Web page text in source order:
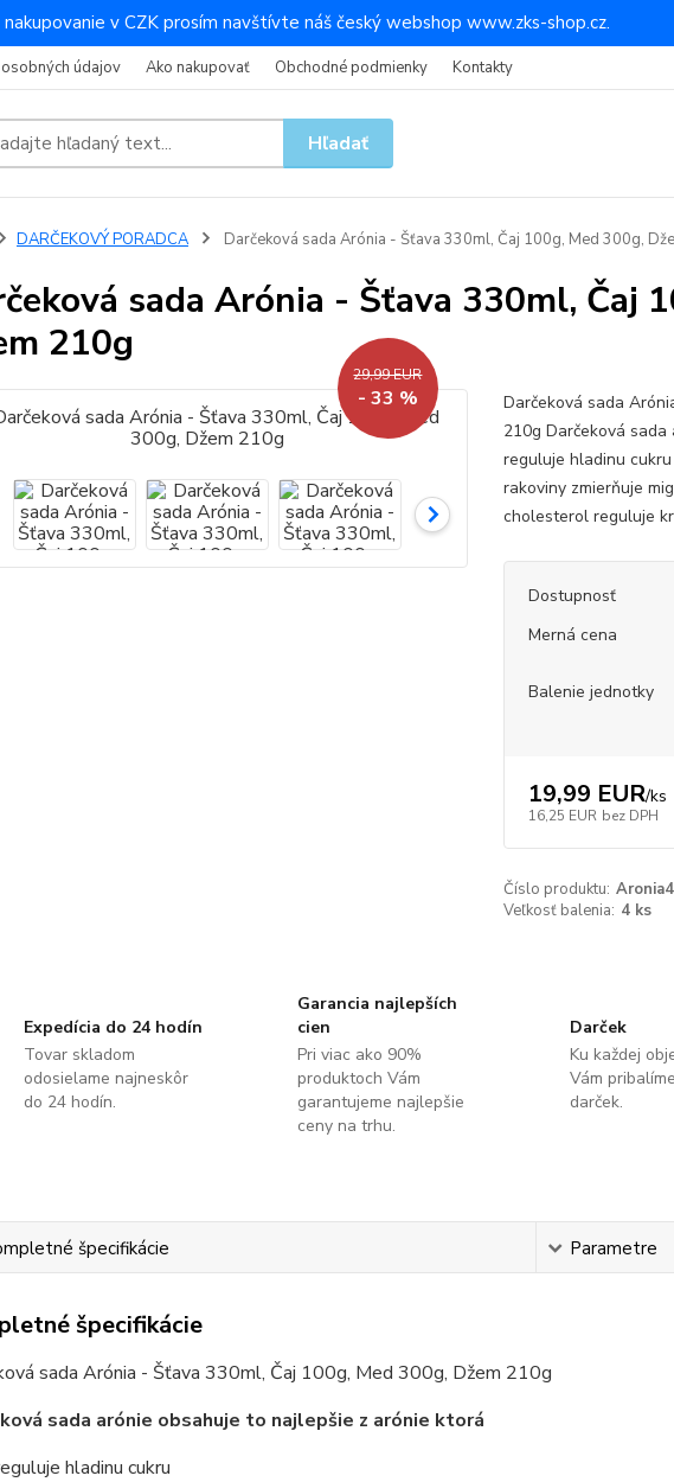
nakupovanie v CZK prosím navštívte náš český webshop www.zks-shop.cz.
údajov Ako nakupovať Obchodné podmienky Kontakty
Hľadať
DARČEKOVÝ PORADCA Darčeková sada Arónia - Šťava 330ml, Čaj 100g, Med 300g,
sada Arónia - Šťava 330ml, Čaj
210g
29,99 EUR
- 33 %
Darčeková sada
210g Darčeková
reguluje hladinu
rakoviny zmierňuje
cholesterol reguluje
Dostupnosť
Merná cena
Balenie jednotky
19,99 EUR/ks
16,25 EUR bez DPH
Číslo produktu:
Veľkosť balenia: 4 ks
Expedícia do 24 hodín
Tovar skladom
odosielame najneskôr
do 24 hodín.
Garancia najlepších
cien
Pri viac ako 90%
produktoch Vám
garantujeme najlepšie
ceny na trhu.
Darček
Ku každej
Vám
darček.
špecifikácie Parametre
špecifikácie
sada Arónia - Šťava 330ml, Čaj 100g, Med 300g, Džem 210g
sada arónie obsahuje to najlepšie z arónie ktorá
hladinu cukru